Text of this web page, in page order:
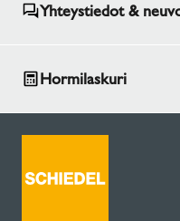
Yhteystiedot &
Hormilaskuri